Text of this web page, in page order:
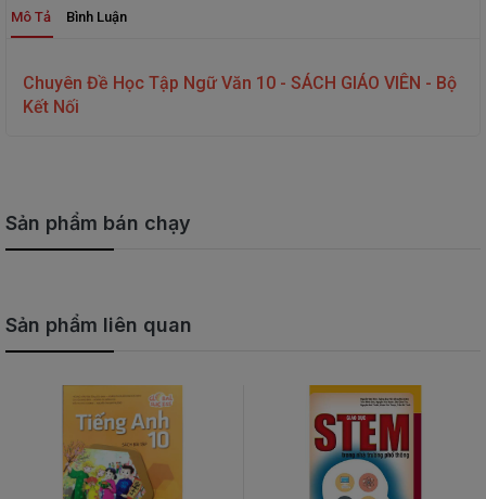
-
ĐỒ
THIẾT
BỊ
Mô Tả Bình Luận
Chuyên Đề Học Tập Ngữ Văn 10 - SÁCH GIÁO VIÊN - Bộ
Kết Nối
Sản phẩm bán chạy
Sản phẩm liên quan